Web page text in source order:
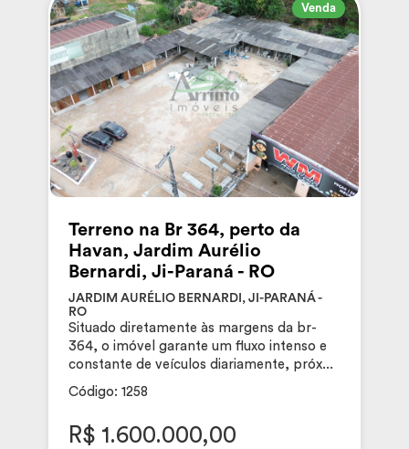
Venda
Terreno na Br 364, perto da
Havan, Jardim Aurélio
Bernardi, Ji-Paraná - RO
JARDIM AURÉLIO BERNARDI, JI-PARANÁ -
RO
Situado diretamente às margens da br-
364, o imóvel garante um fluxo intenso e
constante de veículos diariamente, próx...
Código: 1258
R$ 1.600.000,00